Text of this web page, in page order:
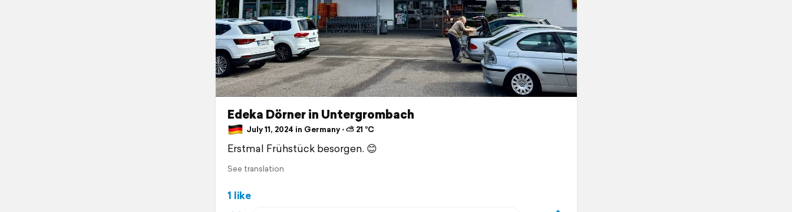
Edeka Dörner in Untergrombach
July 11, 2024 in Germany ⋅ ⛅ 21 °C
Erstmal Frühstück besorgen. 😊
See translation
1 like